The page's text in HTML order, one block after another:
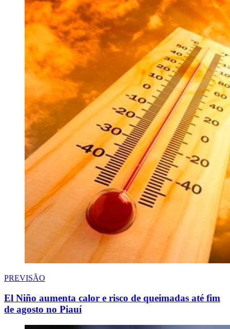
PREVISÃO
El Niño aumenta calor e risco de queimadas até fim
de agosto no Piauí